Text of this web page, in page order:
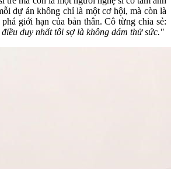
dự án không chỉ là một cơ hội, mà còn là
giới hạn của bản thân. Cô từng chia sẻ:
duy nhất tôi sợ là không dám thử sức."